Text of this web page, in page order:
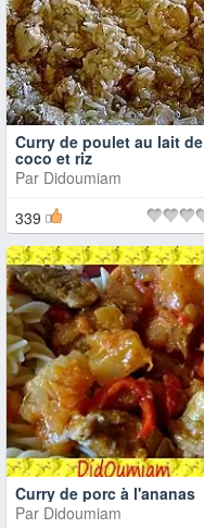
Curry de poulet au lait de
coco et riz
Par Didoumiam
339
Curry de porc à l'ananas
Par Didoumiam